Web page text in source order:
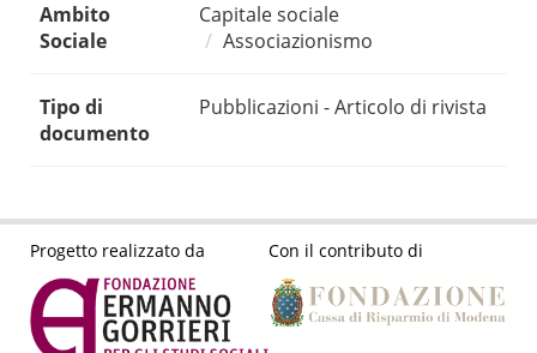
Ambito
Sociale
Capitale sociale
Associazionismo
Tipo di
documento
Pubblicazioni - Articolo di rivista
Progetto realizzato da Con il contributo di